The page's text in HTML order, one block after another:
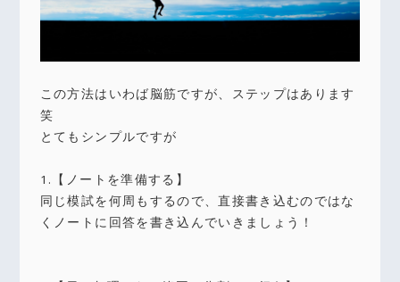
この方法はいわば脳筋ですが、ステップはあります
笑
とてもシンプルですが
1.【ノートを準備する】
同じ模試を何周もするので、直接書き込むのではな
くノートに回答を書き込んでいきましょう！